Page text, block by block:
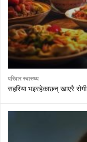
परिवार स्वास्थ्य
सहरिया भइरहेकाछन् खाएरै रोगी